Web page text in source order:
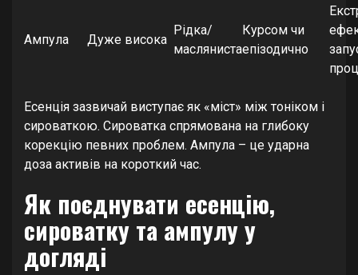
Ампула Дуже висока
Рідка/
масляниста
Курсом чи
епізодично
Есенція зазвичай виступає як «міст» між тоніком і
сироваткою. Сироватка спрямована на глибоку
корекцію певних проблем. Ампула – це ударна
доза активів на короткий час.
Як поєднувати есенцію,
сироватку та ампулу у
догляді